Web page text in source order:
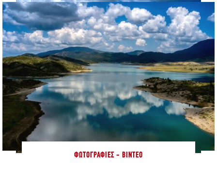
ΦΩΤΟΓΡΑΦΊΕΣ - ΒΊΝΤΕΟ